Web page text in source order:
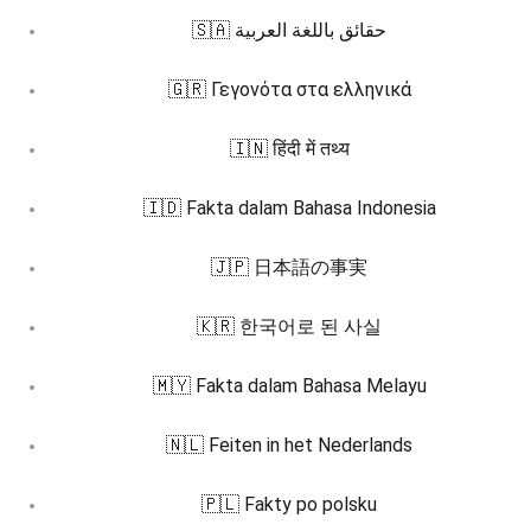
🇸🇦 حقائق باللغة العربية
🇬🇷 Γεγονότα στα ελληνικά
🇮🇳 हिंदी में तथ्य
🇮🇩 Fakta dalam Bahasa Indonesia
🇯🇵 日本語の事実
🇰🇷 한국어로 된 사실
🇲🇾 Fakta dalam Bahasa Melayu
🇳🇱 Feiten in het Nederlands
🇵🇱 Fakty po polsku